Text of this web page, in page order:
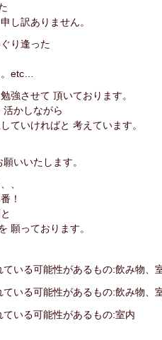
し訳ありません。
り逢った
etc…
強させて 頂いております。
かしながら
ていければと 考えています。
いいたします。
、
！
願っております。